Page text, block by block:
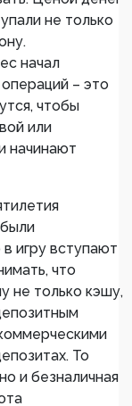
не только
начал
– это
чтобы
или
начинают
игру вступают
что
не только кэшу,
То
и безналичная